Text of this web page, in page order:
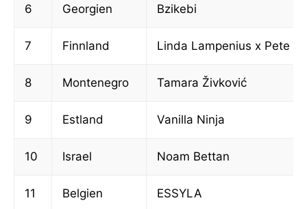
6 Georgien Bzikebi
7 Finnland Linda Lampenius x Pete
8 Montenegro Tamara Živković
9 Estland Vanilla Ninja
10 Israel Noam Bettan
11 Belgien ESSYLA